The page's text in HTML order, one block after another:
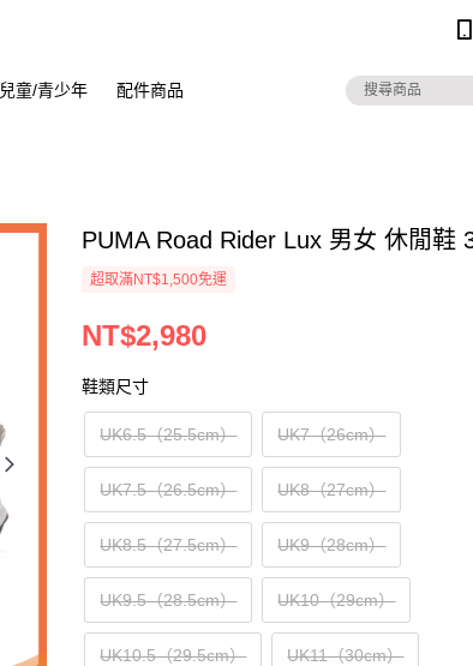
兒童/青少年 配件商品
PUMA Road Rider Lux 男女 休閒鞋
超取滿NT$1,500免運
NT$2,980
鞋類尺寸
UK6.5（25.5cm） UK7（26cm）
UK7.5（26.5cm） UK8（27cm）
UK8.5（27.5cm） UK9（28cm）
UK9.5（28.5cm） UK10（29cm）
UK10.5（29.5cm） UK11（30cm）